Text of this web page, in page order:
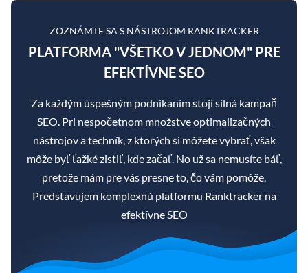
ZOZNÁMTE SA S NÁSTROJOM RANKTRACKER
PLATFORMA "VŠETKO V JEDNOM" PRE
EFEKTÍVNE SEO
Za každým úspešným podnikaním stojí silná kampaň
SEO. Pri nespočetnom množstve optimalizačných
nástrojov a techník, z ktorých si môžete vybrať, však
môže byť ťažké zistiť, kde začať. No už sa nemusíte báť,
pretože mám pre vás presne to, čo vám pomôže.
Predstavujem komplexnú platformu Ranktracker na
efektívne SEO